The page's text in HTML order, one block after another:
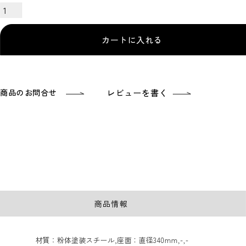
カートに入れる
商品のお問合せ レビューを書く
商品情報
材質：粉体塗装スチール,座面：直径340mm,-,-